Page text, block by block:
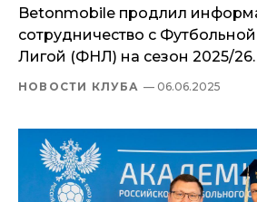
Betonmobile продлил
сотрудничество с
Лигой (ФНЛ) на сезон 2025/26.
НОВОСТИ КЛУБА — 06.06.2025